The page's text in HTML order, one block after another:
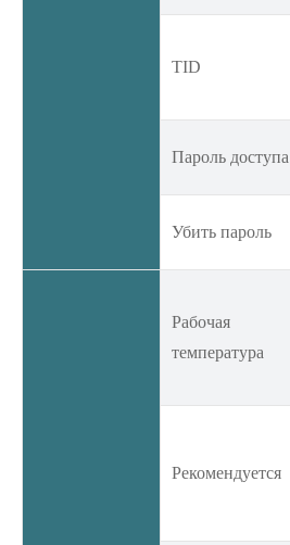
TID
Пароль доступа
Убить пароль
Рабочая
температура
Рекомендуется